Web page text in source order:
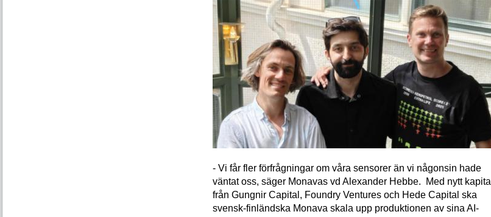
- Vi får fler förfrågningar om våra sensorer än vi någonsin hade
väntat oss, säger Monavas vd Alexander Hebbe. Med nytt kapital
från Gungnir Capital, Foundry Ventures och Hede Capital ska
svensk-finländska Monava skala upp produktionen av sina AI-